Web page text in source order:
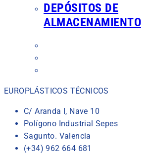
DEPÓSITOS DE
ALMACENAMIENTO
EUROPLÁSTICOS TÉCNICOS
C/ Aranda I, Nave 10
Polígono Industrial Sepes
Sagunto. Valencia
(+34) 962 664 681